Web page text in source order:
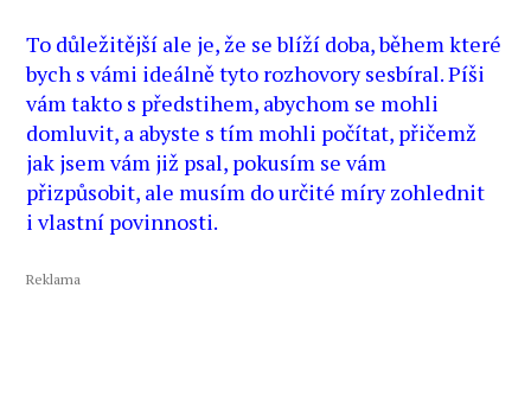
To důležitější ale je, že se blíží doba, během které
bych s vámi ideálně tyto rozhovory sesbíral. Píši
vám takto s předstihem, abychom se mohli
domluvit, a abyste s tím mohli počítat, přičemž
jak jsem vám již psal, pokusím se vám
přizpůsobit, ale musím do určité míry zohlednit
i vlastní povinnosti.
Reklama